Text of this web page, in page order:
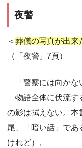
夜警
＜ 葬儀の写真が出来
（「夜警」7頁）
「警察には向かな
物語全体に伏流す
の影は拭えない。本
尾、「暗い話」であ
けれど）。